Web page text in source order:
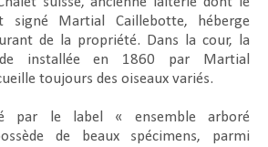
signé Martial Caillebotte, héberge
de la propriété. Dans la cour, la
installée en 1860 par Martial
toujours des oiseaux variés.
par le label « ensemble arboré
de beaux spécimens, parmi